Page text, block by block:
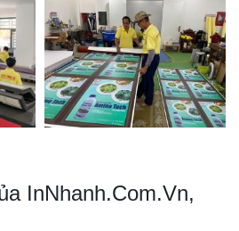
InNhanh.Com.Vn,